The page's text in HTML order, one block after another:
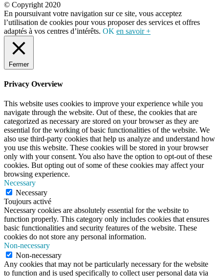
© Copyright 2020
En poursuivant votre navigation sur ce site, vous acceptez
l’utilisation de cookies pour vous proposer des services et offres
adaptés à vos centres d’intérêts. OK en savoir +
Fermer
Privacy Overview
This website uses cookies to improve your experience while you
navigate through the website. Out of these, the cookies that are
categorized as necessary are stored on your browser as they are
essential for the working of basic functionalities of the website. We
also use third-party cookies that help us analyze and understand how
you use this website. These cookies will be stored in your browser
only with your consent. You also have the option to opt-out of these
cookies. But opting out of some of these cookies may affect your
browsing experience.
Necessary
Necessary
Toujours activé
Necessary cookies are absolutely essential for the website to
function properly. This category only includes cookies that ensures
basic functionalities and security features of the website. These
cookies do not store any personal information.
Non-necessary
Non-necessary
Any cookies that may not be particularly necessary for the website
to function and is used specifically to collect user personal data via